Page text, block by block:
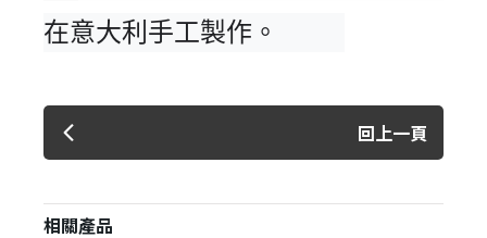
在意大利手工製作。
回上一頁
相關產品